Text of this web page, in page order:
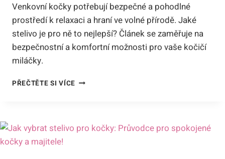
Venkovní kočky potřebují bezpečné a pohodlné
prostředí k relaxaci a hraní ve volné přírodě. Jaké
stelivo je pro ně to nejlepší? Článek se zaměřuje na
bezpečnostní a komfortní možnosti pro vaše kočičí
miláčky.
PŘEČTĚTE SI VÍCEJAKÉ
KOČKY:
BEZPEČNOST